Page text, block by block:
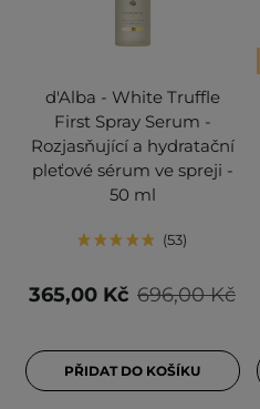
d'Alba - White Truffle
First Spray Serum -
Rozjasňující a hydratační
pleťové sérum ve spreji -
50 ml
53
696,00 Kč
365,00 Kč
PŘIDAT DO KOŠÍKU